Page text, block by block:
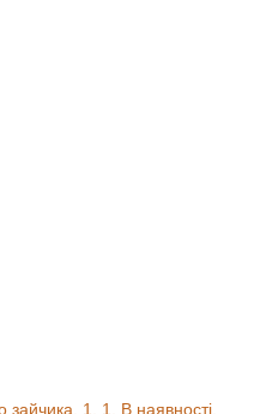
зайчика, 1, 1, В наявності,